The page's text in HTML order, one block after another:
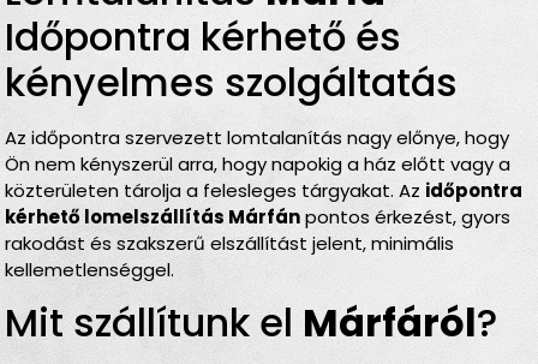
Időpontra kérhető és
kényelmes szolgáltatás
Az időpontra szervezett lomtalanítás nagy előnye, hogy
Ön nem kényszerül arra, hogy napokig a ház előtt vagy a
közterületen tárolja a felesleges tárgyakat. Az időpontra
kérhető lomelszállítás Márfánpontos érkezést, gyors
rakodást és szakszerű elszállítást jelent, minimális
kellemetlenséggel.
Mit szállítunk el Márfáról?